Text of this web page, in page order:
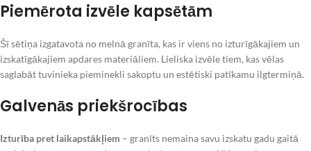
Piemērota izvēle kapsētām
Šī sētiņa izgatavota no melnā granīta, kas ir viens no izturīgākajiem un
izskatīgākajiem apdares materiāliem. Lieliska izvēle tiem, kas vēlas
saglabāt tuvinieka pieminekli sakoptu un estētiski patīkamu ilgtermiņā.
Galvenās priekšrocības
Izturība pret laikapstākļiem – granīts nemaina savu izskatu gadu gaitā